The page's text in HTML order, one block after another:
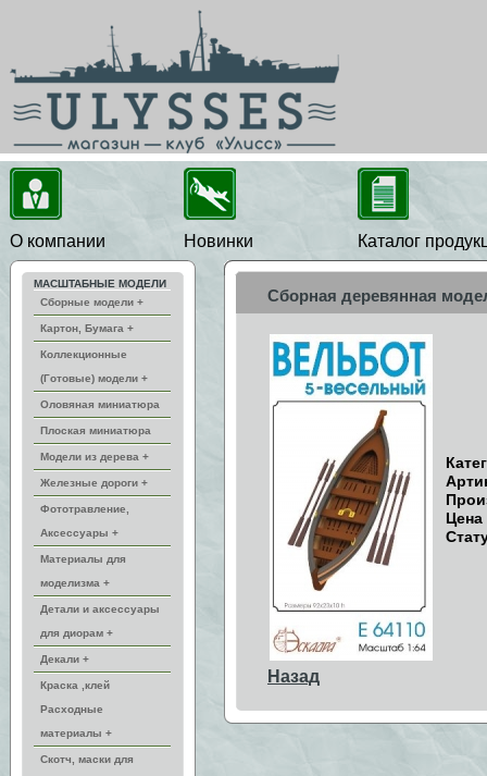
О компании Новинки Каталог
МАСШТАБНЫЕ МОДЕЛИ
Сборные модели +
Картон, Бумага +
Коллекционные
(Готовые) модели +
Оловяная миниатюра
Плоская миниатюра
Модели из дерева +
Железные дороги +
Фототравление,
Аксессуары +
Материалы для
моделизма +
Детали и аксессуары
для диорам +
Декали +
Краска ,клей
Расходные
материалы +
Скотч, маски для
Сборная деревянная
Цена
Назад